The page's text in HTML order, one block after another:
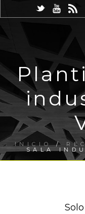
INICIO/
SALA